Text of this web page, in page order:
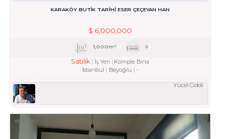
KARAKÖY BUTIK TARIHI ESER ÇEÇEYAN HAN
$ 6,000,000
1,000m² 6
Satılık İş Yeri
Komple Bina
İstanbul
Beyoğlu -
Yücel Ciddi